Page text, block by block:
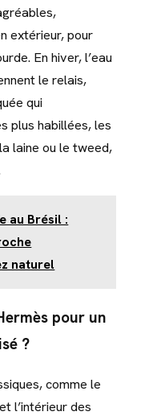
extérieur, pour
En hiver, l’eau
le relais,
qui
plus habillées, les
laine ou le tweed,
au Brésil :
naturel
pour un
?
comme le
l’intérieur des